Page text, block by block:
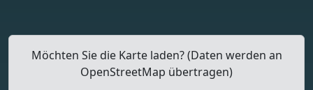
Möchten Sie die Karte laden? (Daten werden an
OpenStreetMap übertragen)